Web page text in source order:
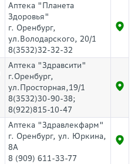
Аптека "Планета
Здоровья"
г. Оренбург,
ул.Володарского, 20/1
8(3532)32-32-32
Аптека "Здравсити"
г.Оренбург,
ул.Просторная,19/1
8(3532)30-90-38;
8(922)815-10-47
Аптека "Здравлекфарм"
г. Оренбург, ул. Юркина,
8А
8 (909) 611-33-77